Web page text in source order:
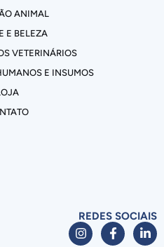
ANIMAL
E BELEZA
VETERINÁRIOS
E INSUMOS
REDES SOCIAIS